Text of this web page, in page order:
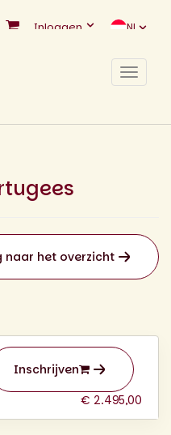
Inloggen NL
Toggle
naar het overzicht
Inschrijven
€ 2.495,00